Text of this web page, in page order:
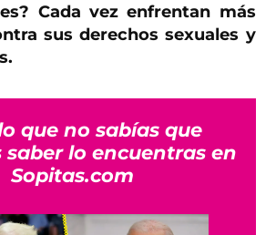
Cada vez enfrentan más
sus derechos sexuales y
que no sabías que
saber lo encuentras en
Sopitas.com